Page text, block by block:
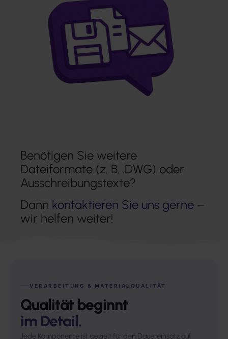
Benötigen Sie weitere
Dateiformate (z. B. .DWG) oder
Ausschreibungstexte?
Dann kontaktieren Sie uns gerne –
wir helfen weiter!
VERARBEITUNG & MATERIALQUALITÄT
Qualität beginnt
im Detail.
Jede Komponente ist gezielt für den Dauereinsatz auf